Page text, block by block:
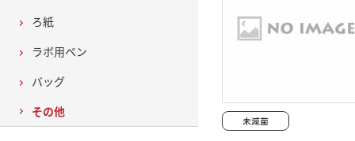
ろ紙
ラボ用ペン
バッグ
その他